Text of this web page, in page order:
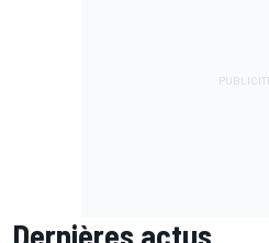
Dernières actus